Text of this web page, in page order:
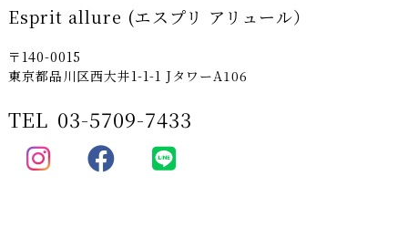
Esprit allure (エスプリ アリュール）
〒140-0015
東京都品川区西大井1-1-1 JタワーA106
TEL 03-5709-7433